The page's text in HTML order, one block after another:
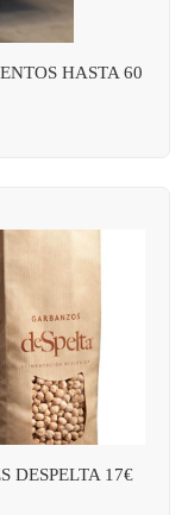
HASTA 60
DESPELTA 17€